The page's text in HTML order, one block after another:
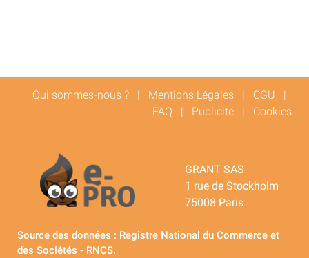
Qui sommes-nous ? | Mentions Légales | CGU |
FAQ | Publicité | Cookies
GRANT SAS
1 rue de Stockholm
75008 Paris
Source des données : Registre National du Commerce et
des Sociétés - RNCS.